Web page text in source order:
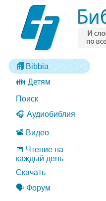
Bibbia
👪 Детям
Поиск
🎧 Аудиобиблия
📽️ Видео
📅 Чтение на
каждый день
Скачать
🗣️ Форум